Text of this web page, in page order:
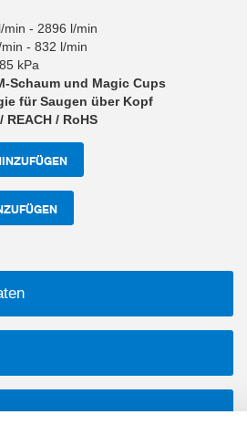
min - 2896 l/min
- 832 l/min
kPa
Schaum und Magic Cups
für Saugen über Kopf
/ RoHS